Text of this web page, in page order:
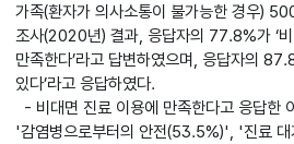
가족(환자가 의사소통이 불가능한 경우)
조사(2020년) 결과, 응답자의 77.8%가 ‘
만족한다’라고 답변하였으며, 응답자의
있다’라고 응답하였다.
- 비대면 진료 이용에 만족한다고 응답한
'감염병으로부터의 안전(53.5%)', '진료